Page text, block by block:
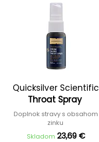
Quicksilver Scientific
Throat Spray
Doplnok stravy s obsahom
zinku
Skladom 23,69 €